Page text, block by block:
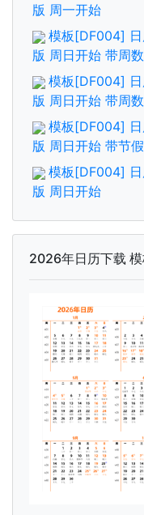
版 周一开始
模板[DF004]
版 周日开始 带周
模板[DF004]
版 周日开始 带周数
模板[DF004]
版 周日开始 带节
模板[DF004]
版 周日开始
2026年日历下载